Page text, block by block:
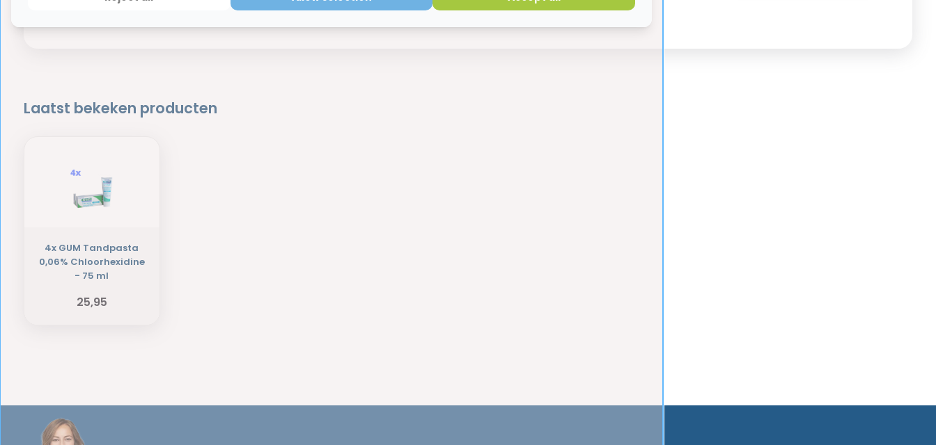
Direct leverbaar
Laatst bekeken producten
4x GUM Tandpasta
0,06% Chloorhexidine
- 75 ml
25,95